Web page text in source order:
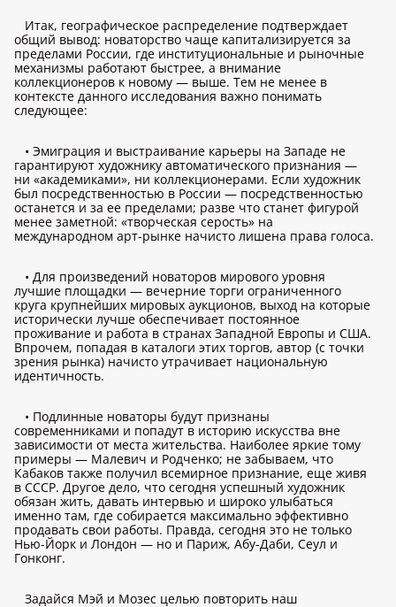
Итак, географическое распределение подтверждает
общий вывод: новаторство чаще капитализируется за
пределами России, где институциональные и рыночные
механизмы работают быстрее, а внимание
коллекционеров к новому — выше. Тем не менее в
контексте данного исследования важно понимать
следующее:
• Эмиграция и выстраивание карьеры на Западе не
гарантируют художнику автоматического признания —
ни «академиками», ни коллекционерами. Если художник
был посредственностью в России — посредственностью
останется и за ее пределами; разве что станет фигурой
менее заметной: «творческая серость» на
международном арт-рынке начисто лишена права голоса.
• Для произведений новаторов мирового уровня
лучшие площадки — вечерние торги ограниченного
круга крупнейших мировых аукционов, выход на которые
исторически лучше обеспечивает постоянное
проживание и работа в странах Западной Европы и США.
Впрочем, попадая в каталоги этих торгов, автор (с точки
зрения рынка) начисто утрачивает национальную
идентичность.
• Подлинные новаторы будут признаны
современниками и попадут в историю искусства вне
зависимости от места жительства. Наиболее яркие тому
примеры — Малевич и Родченко; не забываем, что
Кабаков также получил всемирное признание, еще живя
в СССР. Другое дело, что сегодня успешный художник
обязан жить, давать интервью и широко улыбаться
именно там, где собирается максимально эффективно
продавать свои работы. Правда, сегодня это не только
Нью-Йорк и Лондон — но и Париж, Абу-Даби, Сеул и
Гонконг.
Задайся Мэй и Мозес целью повторить наш